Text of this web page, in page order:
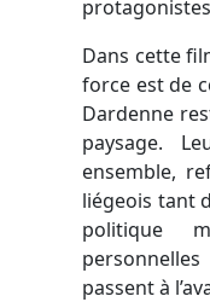
Dans cette
force est de
Dardenne
paysage.
ensemble,
liégeois tant
politique
passent à